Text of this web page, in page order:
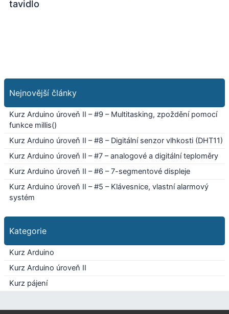
tavidlo
Nejnovější články
Kurz Arduino úroveň II – #9 – Multitasking, zpoždění pomocí
funkce millis()
Kurz Arduino úroveň II – #8 – Digitální senzor vlhkosti (DHT11)
Kurz Arduino úroveň II – #7 – analogové a digitální teploměry
Kurz Arduino úroveň II – #6 – 7-segmentové displeje
Kurz Arduino úroveň II – #5 – Klávesnice, vlastní alarmový
systém
Kategorie
Kurz Arduino
Kurz Arduino úroveň II
Kurz pájení